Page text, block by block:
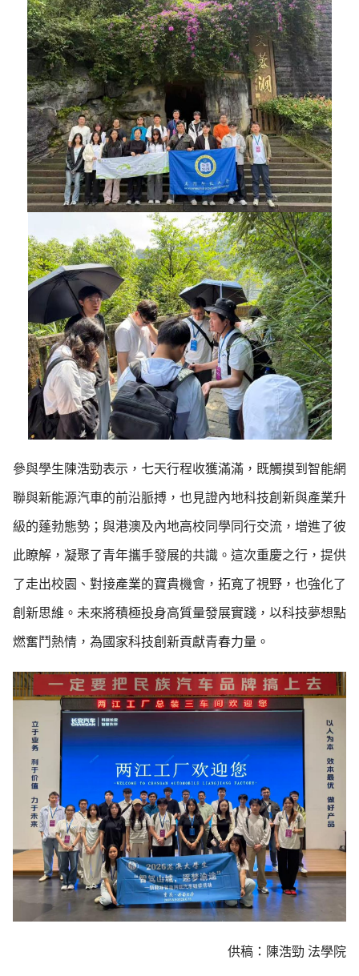
參與學生陳浩勁表示，七天行程收獲滿滿，既觸摸到智能網
聯與新能源汽車的前沿脈搏，也見證內地科技創新與產業升
級的蓬勃態勢；與港澳及內地高校同學同行交流，增進了彼
此瞭解，凝聚了青年攜手發展的共識。這次重慶之行，提供
了走出校園、對接產業的寶貴機會，拓寬了視野，也強化了
創新思維。未來將積極投身高質量發展實踐，以科技夢想點
燃奮鬥熱情，為國家科技創新貢獻青春力量。
供稿：陳浩勁 法學院